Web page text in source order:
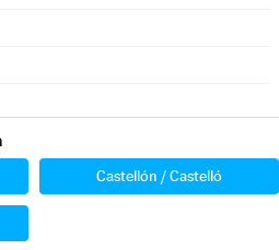
Castellón / Castelló